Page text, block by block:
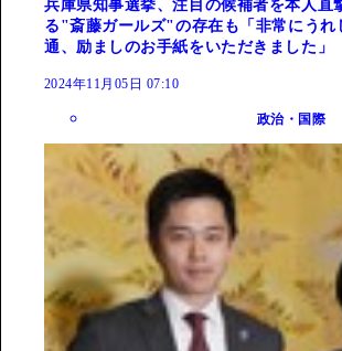
兵庫県知事選挙、注目の候補者を本人
る"斎藤ガールズ"の存在も「非常にうれ
通、励ましのお手紙をいただきました」
2024年11月05日 07:10
政治・国際